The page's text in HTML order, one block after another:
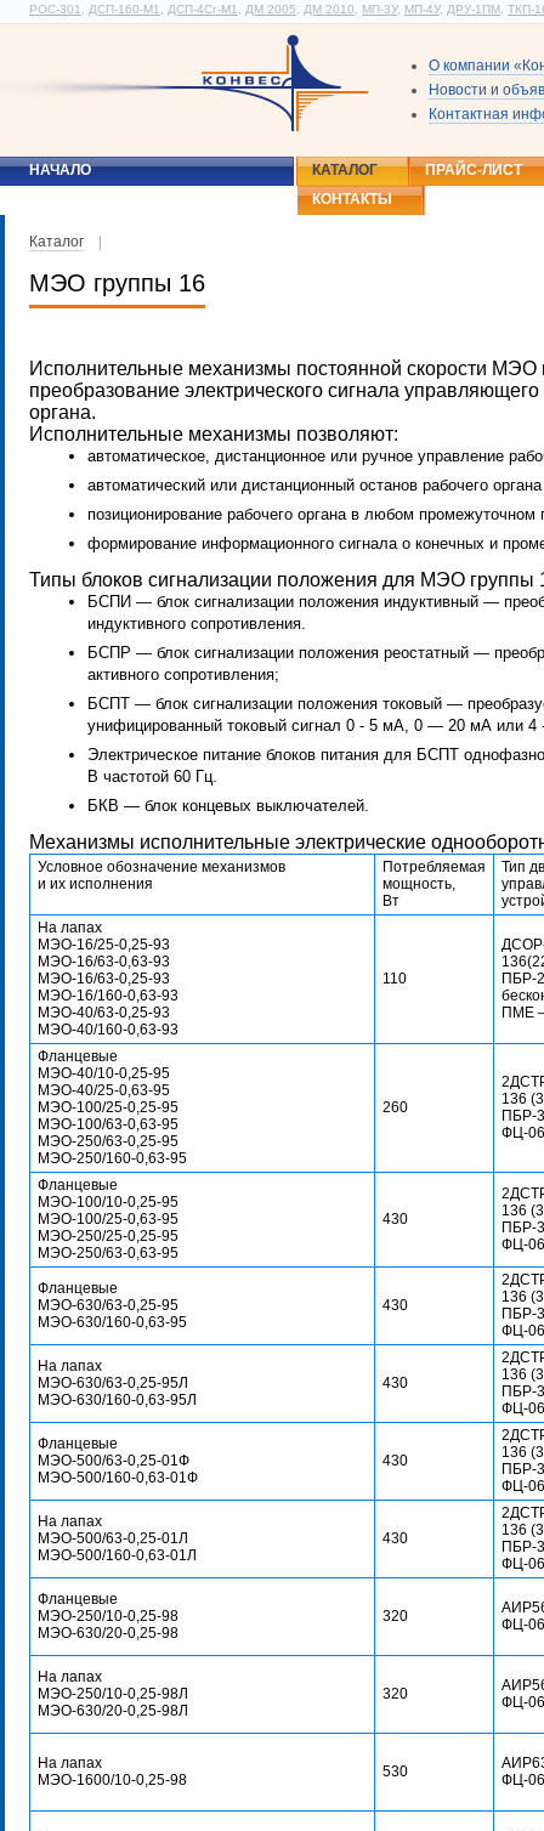
РОС-301 ДСП-160-М1 ДСП-4Сг-М1 ДМ 2005 ДМ 2010 МП-3У, МП-4У, ДРУ-1ПМ ТКП-
О компании
Новости и
Контактная
НАЧАЛО КАТАЛОГ
ПРАЙС-ЛИСТ
КОНТАКТЫ
Каталог
МЭО группы 16
Исполнительные механизмы постоянной скорости МЭО
преобразование электрического сигнала
органа.
Исполнительные механизмы позволяют:
автоматическое, дистанционное или ручное управление
автоматический или дистанционный останов рабочего
позиционирование рабочего органа в любом промежуточном
формирование информационного сигнала о конечных и
Типы блоков сигнализации положения для МЭО группы
БСПИ — блок сигнализации положения индуктивный —
индуктивного сопротивления.
БСПР — блок сигнализации положения реостатный —
активного сопротивления;
БСПТ — блок сигнализации положения токовый —
унифицированный токовый сигнал 0 - 5 мА, 0 — 20 мА или 4
Электрическое питание блоков питания для БСПТ
В частотой 60 Гц.
БКВ — блок концевых выключателей.
Механизмы исполнительные электрические
Условное обозначение механизмов
и их исполнения
Потребляемая
мощность,
Вт
Тип
На лапах
МЭО-16/25-0,25-93
МЭО-16/63-0,63-93
МЭО-16/63-0,25-93
МЭО-16/160-0,63-93
МЭО-40/63-0,25-93
МЭО-40/160-0,63-93
110
ПБР-
ПМЕ
Фланцевые
МЭО-40/10-0,25-95
МЭО-40/25-0,63-95
МЭО-100/25-0,25-95
МЭО-100/63-0,63-95
МЭО-250/63-0,25-95
МЭО-250/160-0,63-95
260
136
ПБР-
ФЦ-
Фланцевые
МЭО-100/10-0,25-95
МЭО-100/25-0,63-95
МЭО-250/25-0,25-95
МЭО-250/63-0,63-95
430
136
ПБР-
ФЦ-
Фланцевые
МЭО-630/63-0,25-95
МЭО-630/160-0,63-95
430
136
ПБР-
ФЦ-
На лапах
МЭО-630/63-0,25-95Л
МЭО-630/160-0,63-95Л
430
136
ПБР-
ФЦ-
Фланцевые
МЭО-500/63-0,25-01Ф
МЭО-500/160-0,63-01Ф
430
136
ПБР-
ФЦ-
На лапах
МЭО-500/63-0,25-01Л
МЭО-500/160-0,63-01Л
430
136
ПБР-
ФЦ-
Фланцевые
МЭО-250/10-0,25-98
МЭО-630/20-0,25-98
320
ФЦ-
На лапах
МЭО-250/10-0,25-98Л
МЭО-630/20-0,25-98Л
320
ФЦ-
На лапах
МЭО-1600/10-0,25-98
530
ФЦ-